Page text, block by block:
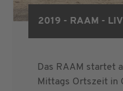
2019 - RAAM -
Das RAAM startet
Mittags Ortszeit in